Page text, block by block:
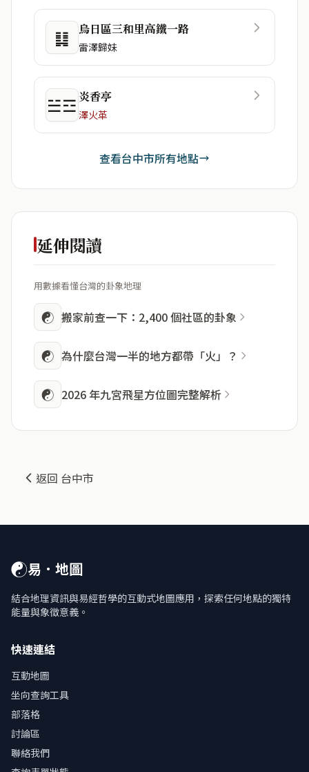
䷆ 烏日區三和里高鐵一路
雷澤歸妹
☱☲ 炎香亭
澤火革
查看台中市所有地點
延伸閱讀
用數據看懂台灣的卦象地理
☯ 搬家前查一下：2,400 個社區的卦象
☯ 為什麼台灣一半的地方都帶「火」？
☯ 2026 年九宮飛星方位圖完整解析
返回 台中市
☯易．地圖
結合地理資訊與易經哲學的互動式地圖應用，探索任何地點的獨特
能量與象徵意義。
快速連結
互動地圖
坐向查詢工具
部落格
討論區
聯絡我們